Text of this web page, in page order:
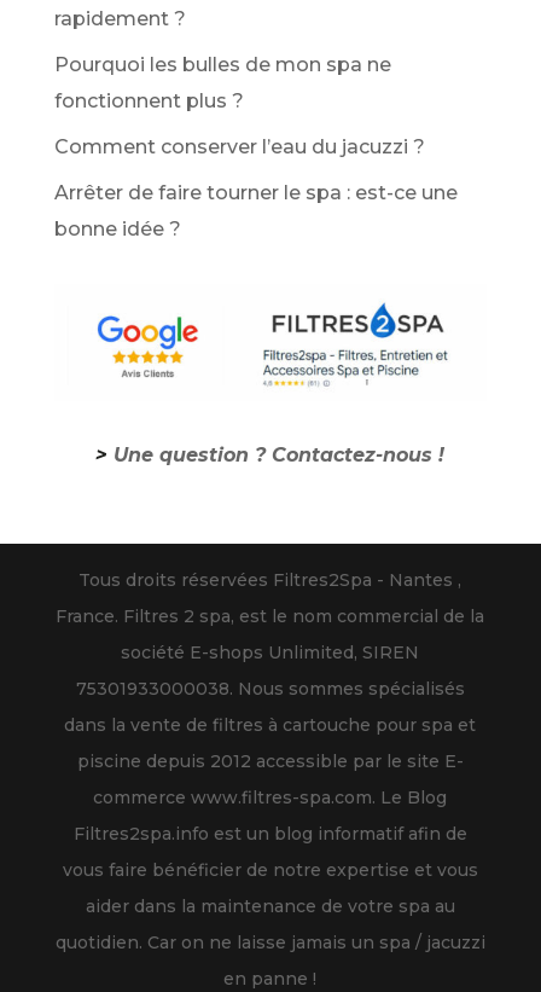
rapidement ?
Pourquoi les bulles de mon spa ne
fonctionnent plus ?
Comment conserver l’eau du jacuzzi ?
Arrêter de faire tourner le spa : est-ce une
bonne idée ?
> Une question ? Contactez-nous !
Tous droits réservées Filtres2Spa - Nantes ,
France. Filtres 2 spa, est le nom commercial de la
société E-shops Unlimited, SIREN
75301933000038. Nous sommes spécialisés
dans la vente de filtres à cartouche pour spa et
piscine depuis 2012 accessible par le site E-
commerce www.filtres-spa.com. Le Blog
Filtres2spa.info est un blog informatif afin de
vous faire bénéficier de notre expertise et vous
aider dans la maintenance de votre spa au
quotidien. Car on ne laisse jamais un spa / jacuzzi
en panne !